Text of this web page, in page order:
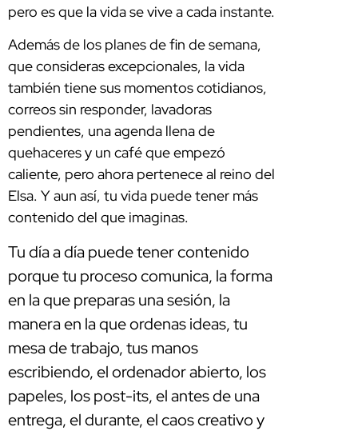
pero es que la vida se vive a cada instante.
Además de los planes de fin de semana,
que consideras excepcionales, la vida
también tiene sus momentos cotidianos,
correos sin responder, lavadoras
pendientes, una agenda llena de
quehaceres y un café que empezó
caliente, pero ahora pertenece al reino del
Elsa. Y aun así, tu vida puede tener más
contenido del que imaginas.
Tu día a día puede tener contenido
porque tu proceso comunica, la forma
en la que preparas una sesión, la
manera en la que ordenas ideas, tu
mesa de trabajo, tus manos
escribiendo, el ordenador abierto, los
papeles, los post-its, el antes de una
entrega, el durante, el caos creativo y